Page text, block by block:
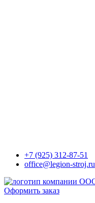
+7 (925) 312-87-51
office@legion-stroj.ru
Оформить заказ